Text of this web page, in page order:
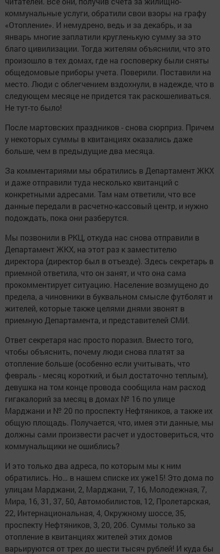
коммунальные услуги, обратили свои взоры на графу
«Отопление». И немудрено, ведь и за декабрь, и за
январь многие заплатили кругленькую сумму за это
благо цивилизации. Тогда жителям объяснили, что это
произошло в тех домах, где на госповерку были сняты
общедомовые приборы учета. Поверили. Поставили на
место. Люди с облегчением вздохнули, в надежде, что в
следующем месяце не придется так раскошеливаться.
Не тут-то было!
После мартовских праздников - снова сюрприз. Причем
у некоторых суммы в квитанциях оказались даже
больше, чем в предыдущие два месяца.
За комментариями мы обратились в Департамент ЖКХ
и даже отправили туда несколько квитанций с
конкретными адресами. Там нам ответили, что все
данные передали в расчетно-кассовый центр, и нужно
подождать, пока они разберутся.
Мы позвонили в РКЦ, откуда нас снова отправили в
Департамент ЖКХ, на этот раз к заместителю
директора (директор был в отъезде). Здесь секретарь в
приемной ответила, что он занят, и что она сама
прокомментирует ситуацию. Население возмущено до
предела, а чиновники в буквальном смысле футболят и
жителей, которые также целями днями звонят в
приемную Департамента, и представителей СМИ.
Ответ секретаря нас просто поразил. Вместо того,
чтобы объяснить, почему люди снова платят за
отопление больше (особенно если учитывать, что
февраль - месяц короткий, и был достаточно теплым),
девушка на том конце провода сообщила нам расход
гигакалорий за месяц в домах № 16 по улице
Марджани и № 20 по проспекту Нефтяников, а также их
общую площадь. Получается, что, имея эти данные, мы
должны сами произвести расчет и удостовериться, что
коммунальщики не ошиблись?
И это только два адреса, по которым мы к ним
обратились. Но… в нашем списке их уже15! Это дома по
улицам Марджани, 2, Марджани, 7, 16, Молодежная, 7,
Мира, 16, 31, 37, 50, Автомобилистов, 12, Пролетарская,
22, Интернациональная, 4, Окружному шоссе, 35,
проспекту Нефтяников, 3, 20, 20б. Суммы только за
отопление в квитанциях жителей этих домов
варьируются от трех до шести тысяч рублей! И куда бы